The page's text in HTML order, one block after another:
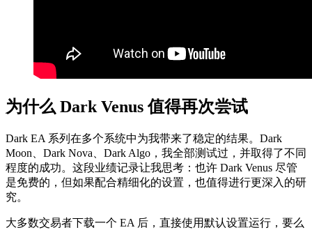
为什么 Dark Venus 值得再次尝试
Dark EA 系列在多个系统中为我带来了稳定的结果。Dark
Moon、Dark Nova、Dark Algo，我全部测试过，并取得了不同
程度的成功。这段业绩记录让我思考：也许 Dark Venus 尽管
是免费的，但如果配合精细化的设置，也值得进行更深入的研
究。
大多数交易者下载一个 EA 后，直接使用默认设置运行，要么